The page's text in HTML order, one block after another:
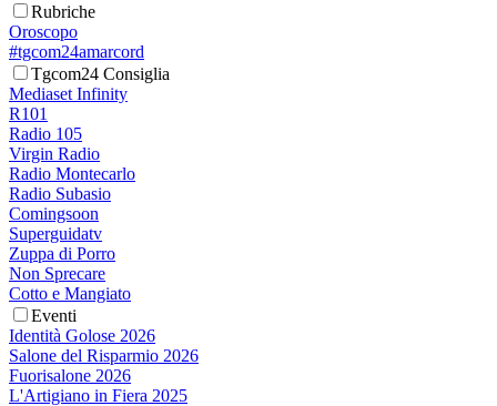
Rubriche
Oroscopo
#tgcom24amarcord
Tgcom24 Consiglia
Mediaset Infinity
R101
Radio 105
Virgin Radio
Radio Montecarlo
Radio Subasio
Comingsoon
Superguidatv
Zuppa di Porro
Non Sprecare
Cotto e Mangiato
Eventi
Identità Golose 2026
Salone del Risparmio 2026
Fuorisalone 2026
L'Artigiano in Fiera 2025